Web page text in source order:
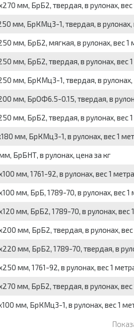
мм, БрБ2, твердая, в рулонах, вес
мм, БрКМц3-1, твердая, в рулонах,
мм, БрБ2, мягкая, в рулонах, вес 1
мм, БрБ2, твердая, в рулонах, вес
мм, БрКМц3-1, твердая, в рулонах,
мм, БрОФ6.5-0.15, твердая, в
мм, БрБ2, твердая, в рулонах, вес 1
мм, БрКМц3-1, в рулонах, вес 1
БрБНТ, в рулонах, цена за кг
мм, 1761-92, в рулонах, вес 1
мм, БрБ, 1789-70, в рулонах, вес 1
мм, БрБ2, 1789-70, в рулонах, вес
мм, БрБ2, твердая, в рулонах, вес
мм, БрБ2, 1789-70, твердая, в
мм, 1761-92, в рулонах, вес 1
мм, БрБ2, твердая, в рулонах, вес
мм, БрКМц3-1, в рулонах, вес 1